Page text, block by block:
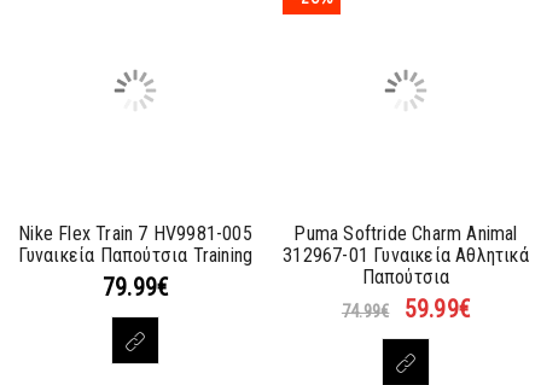
Nike Flex Train 7 HV9981-005
Γυναικεία Παπούτσια Training
79.99€
Puma Softride Charm Animal
312967-01 Γυναικεία Αθλητικά
Παπούτσια
74.99€ 59.99€